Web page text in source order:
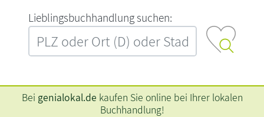
L‍i‍e‍b‍l‍i‍n‍g‍s‍b‍u‍c‍h‍h‍a‍n‍d‍l‍u‍n‍g‍ ‍s‍u‍c‍h‍e‍n‍:‍
Bei genialokal.de kaufen Sie online bei Ihrer lokalen
Buchhandlung!